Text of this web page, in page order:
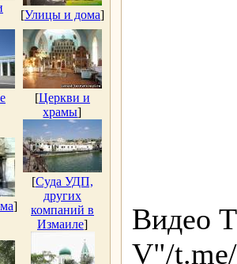
[Улицы и дома]
[Церкви и
храмы]
]
[Суда УДП,
других
компаний в
Измаиле]
Видео
V"/